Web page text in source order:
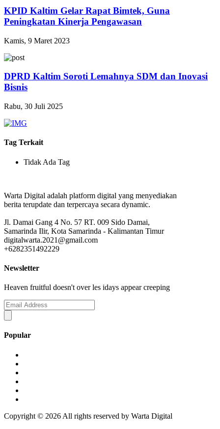
KPID Kaltim Gelar Rapat Bimtek, Guna
Peningkatan Kinerja Pengawasan
Kamis, 9 Maret 2023
DPRD Kaltim Soroti Lemahnya SDM dan Inovasi
Bisnis
Rabu, 30 Juli 2025
Tag Terkait
Tidak Ada Tag
Warta Digital adalah platform digital yang menyediakan
berita terupdate dan terpercaya secara dynamic.
Jl. Damai Gang 4 No. 57 RT. 009 Sido Damai,
Samarinda Ilir, Kota Samarinda - Kalimantan Timur
digitalwarta.2021@gmail.com
+6282351492229
Newsletter
Heaven fruitful doesn't over les idays appear creeping
Popular
Copyright © 2026 All rights reserved by Warta Digital